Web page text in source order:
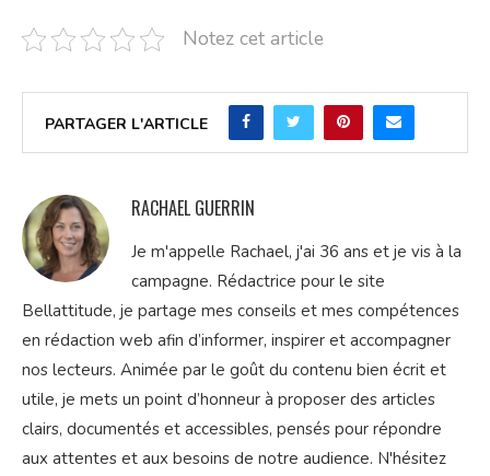
Notez cet article
PARTAGER L'ARTICLE
RACHAEL GUERRIN
Je m'appelle Rachael, j'ai 36 ans et je vis à la
campagne. Rédactrice pour le site
Bellattitude, je partage mes conseils et mes compétences
en rédaction web afin d’informer, inspirer et accompagner
nos lecteurs. Animée par le goût du contenu bien écrit et
utile, je mets un point d’honneur à proposer des articles
clairs, documentés et accessibles, pensés pour répondre
aux attentes et aux besoins de notre audience. N'hésitez